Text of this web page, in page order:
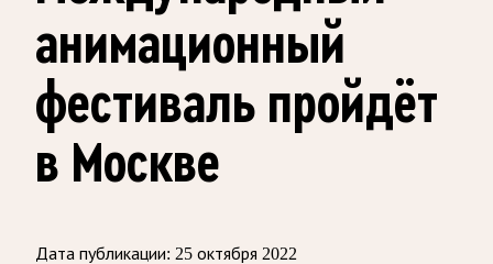
анимационный
фестиваль пройдёт
в Москве
Дата публикации: 25 октября 2022